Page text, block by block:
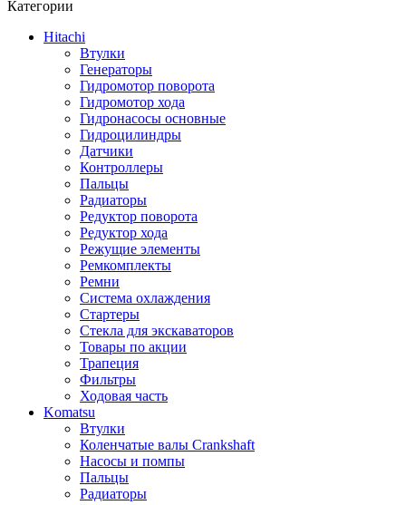
Категории
Hitachi
Втулки
Генераторы
Гидромотор поворота
Гидромотор хода
Гидронасосы основные
Гидроцилиндры
Датчики
Контроллеры
Пальцы
Радиаторы
Редуктор поворота
Редуктор хода
Режущие элементы
Ремкомплекты
Ремни
Система охлаждения
Стартеры
Стекла для экскаваторов
Товары по акции
Трапеция
Фильтры
Ходовая часть
Komatsu
Втулки
Коленчатые валы Crankshaft
Насосы и помпы
Пальцы
Радиаторы